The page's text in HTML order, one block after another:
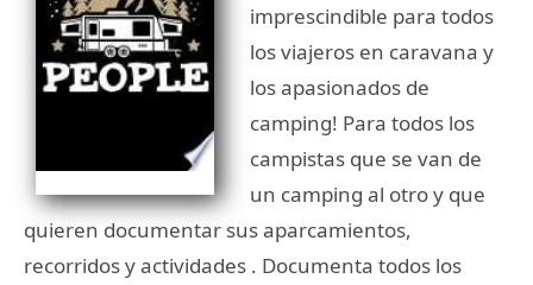
imprescindible para todos
los viajeros en caravana y
los apasionados de
camping! Para todos los
campistas que se van de
un camping al otro y que
quieren documentar sus aparcamientos,
recorridos y actividades . Documenta todos los